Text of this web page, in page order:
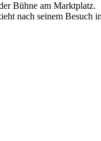
Bühne am Marktplatz.
nach seinem Besuch